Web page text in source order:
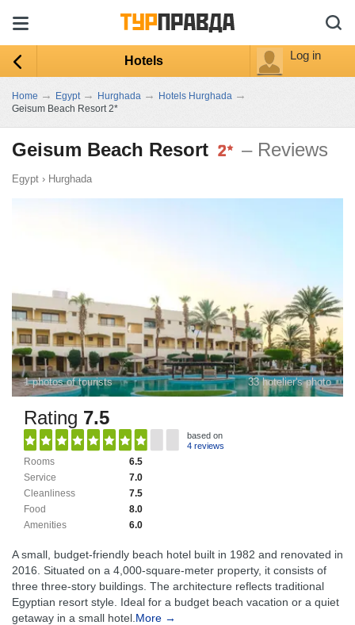
Hotels Log in
Home → Egypt → Hurghada → Hotels Hurghada →
Geisum Beach Resort 2*
Geisum Beach Resort – Reviews
Egypt › Hurghada
1 photos of tourists 33 hotelier's photo
Rating 7.5
based on
4 reviews
6.5
Rooms
7.0
Service
7.5
Cleanliness
8.0
Food
6.0
Amenities
A small, budget-friendly beach hotel built in 1982 and renovated in
2016. Situated on a 4,000-square-meter property, it consists of
three three-story buildings. The architecture reflects traditional
Egyptian resort style. Ideal for a budget beach vacation or a quiet
getaway in a small hotel. More →